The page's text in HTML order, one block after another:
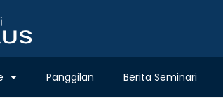
Panggilan Berita Seminari